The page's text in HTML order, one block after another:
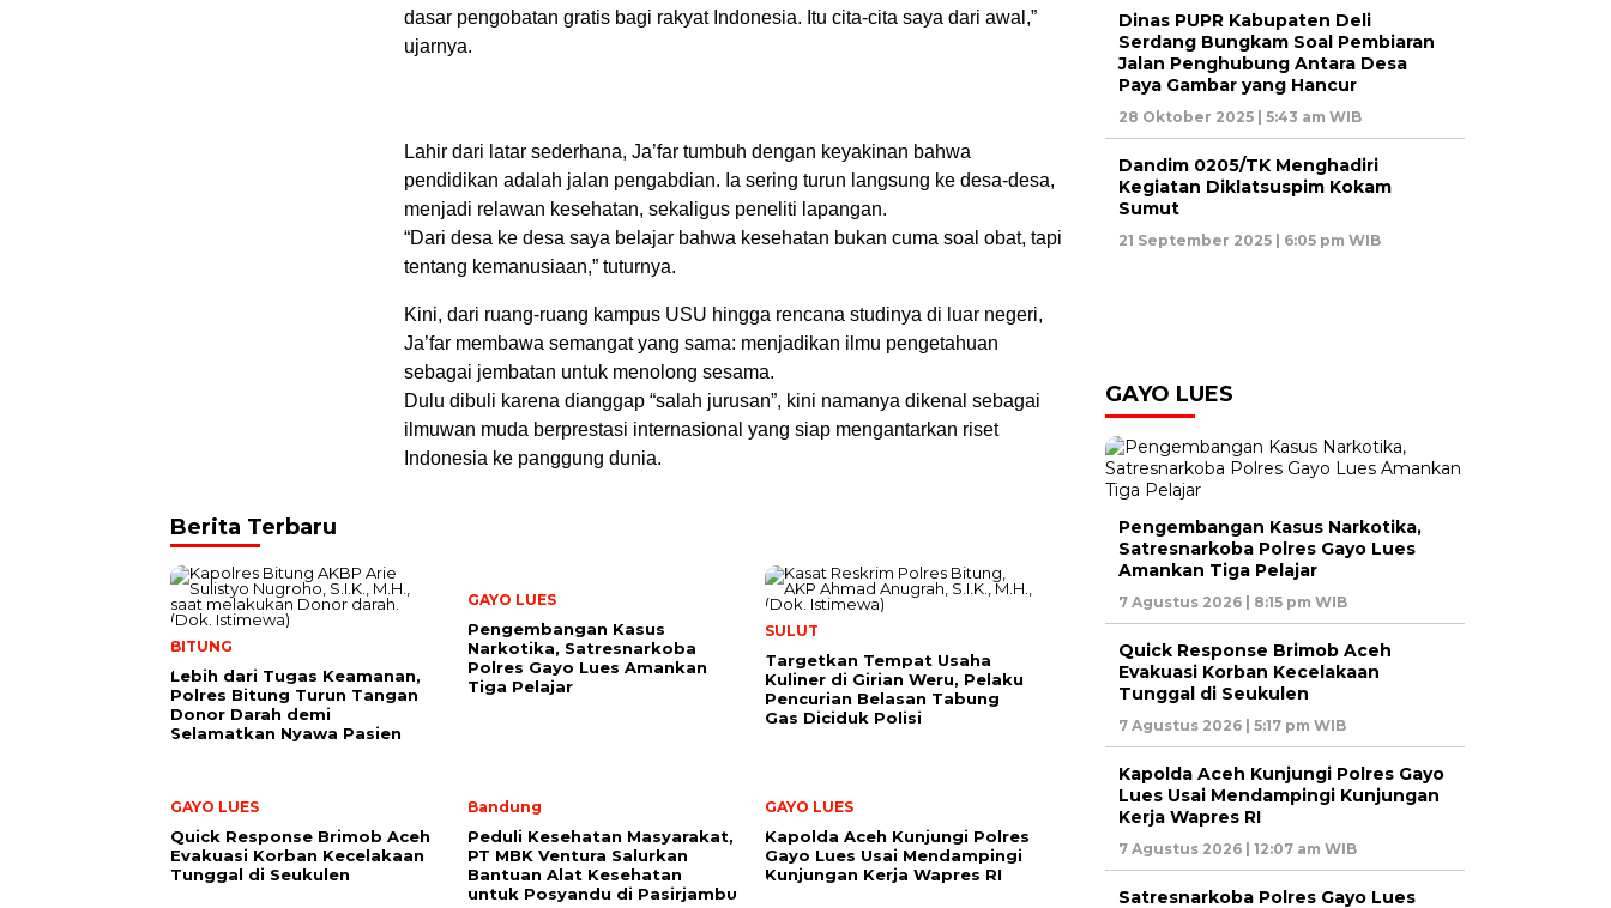
dasar pengobatan gratis bagi rakyat Indonesia. Itu cita-cita saya dari awal,”
ujarnya.
Lahir dari latar sederhana, Ja’far tumbuh dengan keyakinan bahwa
pendidikan adalah jalan pengabdian. Ia sering turun langsung ke desa-desa,
menjadi relawan kesehatan, sekaligus peneliti lapangan.
“Dari desa ke desa saya belajar bahwa kesehatan bukan cuma soal obat, tapi
tentang kemanusiaan,” tuturnya.
Kini, dari ruang-ruang kampus USU hingga rencana studinya di luar negeri,
Ja’far membawa semangat yang sama: menjadikan ilmu pengetahuan
sebagai jembatan untuk menolong sesama.
Dulu dibuli karena dianggap “salah jurusan”, kini namanya dikenal sebagai
ilmuwan muda berprestasi internasional yang siap mengantarkan riset
Indonesia ke panggung dunia.
Berita Terbaru
BITUNG
Lebih dari Tugas Keamanan,
Polres Bitung Turun Tangan
Donor Darah demi
Selamatkan Nyawa Pasien
GAYO LUES
Pengembangan Kasus
Narkotika, Satresnarkoba
Polres Gayo Lues Amankan
Tiga Pelajar
SULUT
Targetkan Tempat Usaha
Kuliner di Girian Weru, Pelaku
Pencurian Belasan Tabung
Gas Diciduk Polisi
GAYO LUES
Quick Response Brimob Aceh
Evakuasi Korban Kecelakaan
Tunggal di Seukulen
Bandung
Peduli Kesehatan Masyarakat,
PT MBK Ventura Salurkan
Bantuan Alat Kesehatan
untuk Posyandu di Pasirjambu
GAYO LUES
Kapolda Aceh Kunjungi Polres
Gayo Lues Usai Mendampingi
Kunjungan Kerja Wapres RI
Dinas PUPR Kabupaten Deli
Serdang Bungkam Soal Pembiaran
Jalan Penghubung Antara Desa
Paya Gambar yang Hancur
28 Oktober 2025 | 5:43 am WIB
Dandim 0205/TK Menghadiri
Kegiatan Diklatsuspim Kokam
Sumut
21 September 2025 | 6:05 pm WIB
GAYO LUES
Pengembangan Kasus Narkotika,
Satresnarkoba Polres Gayo Lues
Amankan Tiga Pelajar
7 Agustus 2026 | 8:15 pm WIB
Quick Response Brimob Aceh
Evakuasi Korban Kecelakaan
Tunggal di Seukulen
7 Agustus 2026 | 5:17 pm WIB
Kapolda Aceh Kunjungi Polres Gayo
Lues Usai Mendampingi Kunjungan
Kerja Wapres RI
7 Agustus 2026 | 12:07 am WIB
Satresnarkoba Polres Gayo Lues